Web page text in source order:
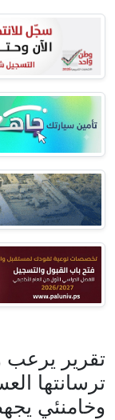
تقرير يرعب
ترسانتها
وخامنئي